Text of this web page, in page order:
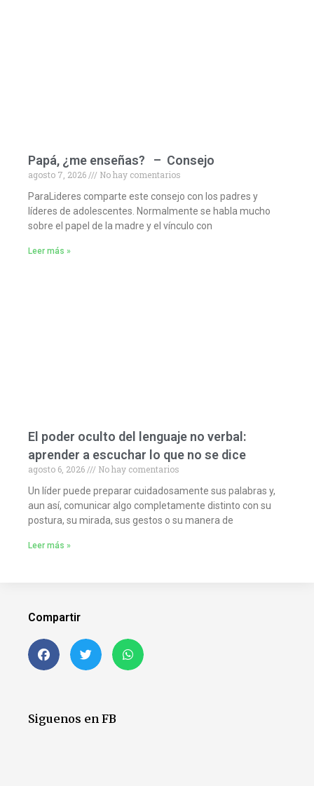
Papá, ¿me enseñas? – Consejo
agosto 7, 2026
No hay comentarios
ParaLideres comparte este consejo con los padres y
líderes de adolescentes. Normalmente se habla mucho
sobre el papel de la madre y el vínculo con
Leer más »
El poder oculto del lenguaje no verbal:
aprender a escuchar lo que no se dice
agosto 6, 2026
No hay comentarios
Un líder puede preparar cuidadosamente sus palabras y,
aun así, comunicar algo completamente distinto con su
postura, su mirada, sus gestos o su manera de
Leer más »
Compartir
Siguenos en FB